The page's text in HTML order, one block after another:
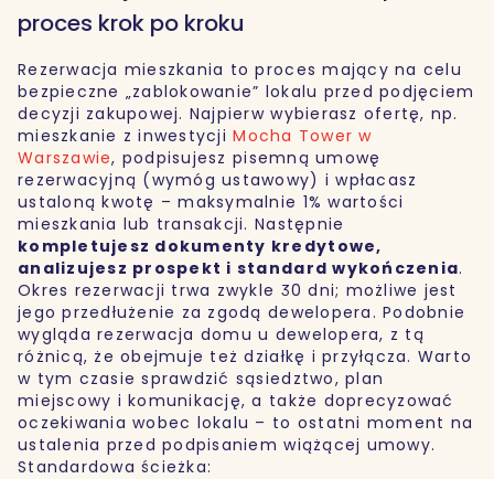
proces krok po kroku
Rezerwacja mieszkania to proces mający na celu
bezpieczne „zablokowanie” lokalu przed podjęciem
decyzji zakupowej. Najpierw wybierasz ofertę, np.
mieszkanie z inwestycjiMocha Tower w
Warszawie, podpisujesz pisemną umowę
rezerwacyjną (wymóg ustawowy) i wpłacasz
ustaloną kwotę – maksymalnie 1% wartości
mieszkania lub transakcji. Następnie
kompletujesz dokumenty kredytowe,
analizujesz prospekt i standard wykończenia.
Okres rezerwacji trwa zwykle 30 dni; możliwe jest
jego przedłużenie za zgodą dewelopera. Podobnie
wygląda rezerwacja domu u dewelopera, z tą
różnicą, że obejmuje też działkę i przyłącza. Warto
w tym czasie sprawdzić sąsiedztwo, plan
miejscowy i komunikację, a także doprecyzować
oczekiwania wobec lokalu – to ostatni moment na
ustalenia przed podpisaniem wiążącej umowy.
Standardowa ścieżka: